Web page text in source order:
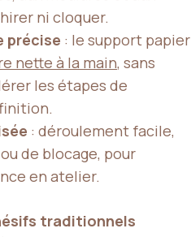
ni cloquer.
précise : le support papier
nette à la main, sans
les étapes de
: déroulement facile,
de blocage, pour
en atelier.
traditionnels